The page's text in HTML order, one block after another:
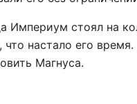
Империум стоял на
что настало его
Магнуса.